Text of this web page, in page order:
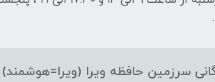
سرزمین حافظه ویرا (ویرا=هوشمند)